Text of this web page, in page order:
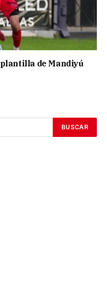
de Mandiyú